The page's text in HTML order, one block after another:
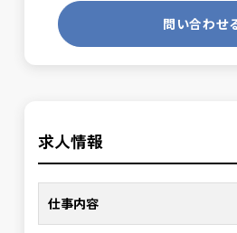
※基本的に、土日祝祭日は、休
＊受注が多く、増員募集してお
か？
発注者側の立場で業務を行う
事です。
長期的にお仕事が出来る方を
✅ストレスのない、上下関係を
職場環境
✅「仕事のやりがい」と「賃
に致します。
問い合わせ
求人情報
仕事内容